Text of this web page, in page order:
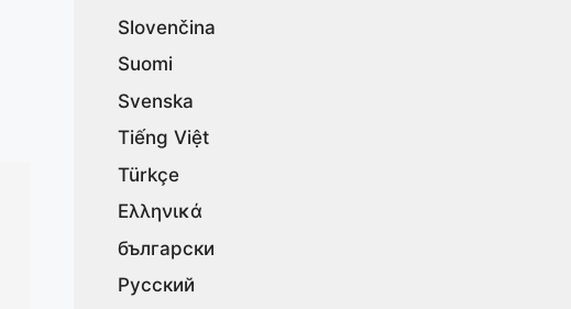
Slovenčina
Suomi
Svenska
Tiếng Việt
Türkçe
Ελληνικά
български
Русский